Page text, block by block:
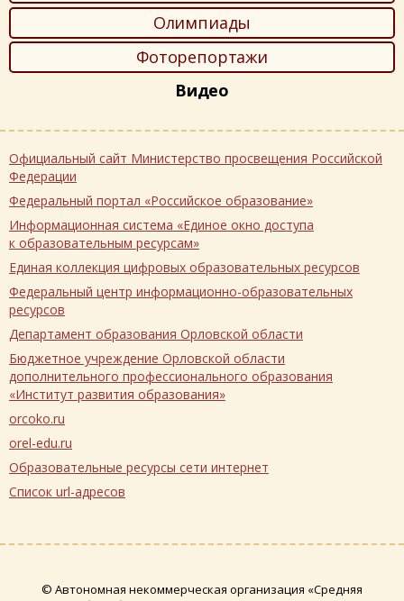
Олимпиады
Фоторепортажи
Видео
Официальный сайт Министерство просвещения Российской
Федерации
Федеральный портал «Российское образование»
Информационная система «Единое окно доступа
к образовательным ресурсам»
Единая коллекция цифровых образовательных ресурсов
Федеральный центр информационно-образовательных
ресурсов
Департамент образования Орловской области
Бюджетное учреждение Орловской области
дополнительного профессионального образования
«Институт развития образования»
orcoko.ru
orel-edu.ru
Образовательные ресурсы сети интернет
Список url-адресов
© Автономная некоммерческая организация «Средняя